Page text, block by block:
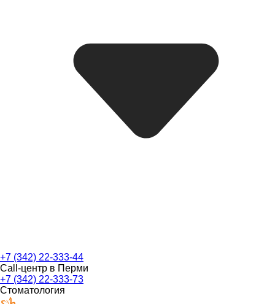
+7 (342) 22-333-44
Call-центр в Перми
+7 (342) 22-333-73
Стоматология